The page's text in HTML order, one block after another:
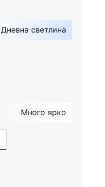
Дневна светлина
Много ярко